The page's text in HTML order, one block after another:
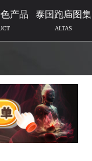
产品 泰国跑庙图集
ALTAS